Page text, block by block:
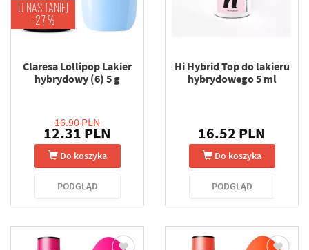
U NAS TANIEJ
-27 %
Claresa Lollipop Lakier
hybrydowy (6) 5 g
16.90 PLN
12.31 PLN
Do koszyka
PODGLĄD
Hi Hybrid Top do lakieru
hybrydowego 5 ml
16.52 PLN
Do koszyka
PODGLĄD